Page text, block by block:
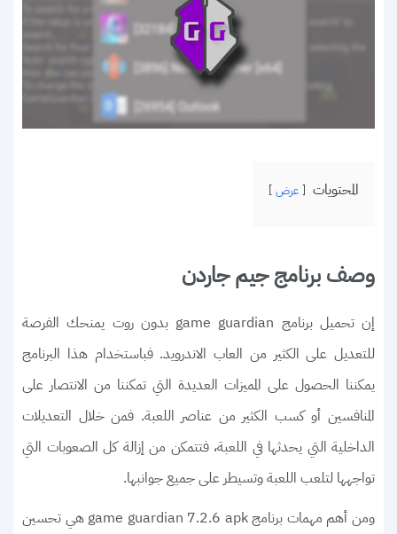
المحتويات عرض
وصف برنامج جيم جاردن
إن تحميل برنامج game guardian بدون روت يمنحك الفرصة
للتعديل على الكثير من العاب الاندرويد. فباستخدام هذا البرنامج
يمكننا الحصول على المميزات العديدة التي تمكننا من الانتصار على
المنافسين أو كسب الكثير من عناصر اللعبة. فمن خلال التعديلات
الداخلية التي يحدثها في اللعبة، فتتمكن من إزالة كل الصعوبات التي
تواجهها لتلعب اللعبة وتسيطر على جميع جوانبها.
ومن أهم مهمات برنامج game guardian 7.2.6 apk هي تحسين